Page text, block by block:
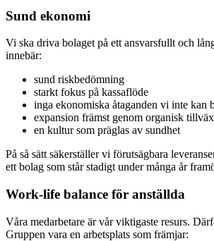
Sund ekonomi
Vi ska driva bolaget på ett ansvarsfullt och
innebär:
sund riskbedömning
starkt fokus på kassaflöde
inga ekonomiska åtaganden vi inte kan
expansion främst genom organisk
en kultur som präglas av sundhet
På så sätt säkerställer vi förutsägbara
ett bolag som står stadigt under många år
Work-life balance för anställda
Våra medarbetare är vår viktigaste resurs.
Gruppen vara en arbetsplats som främjar: